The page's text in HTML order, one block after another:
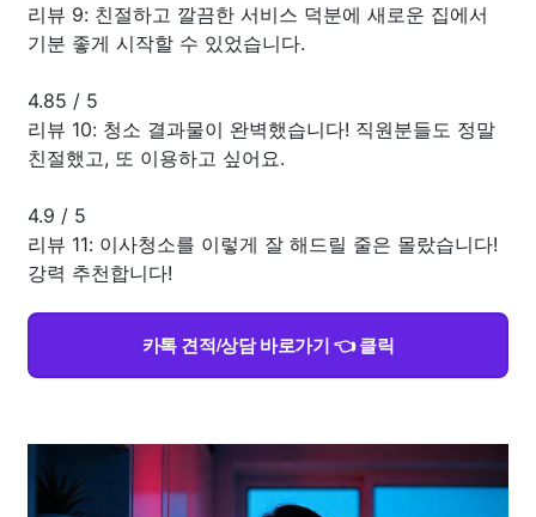
리뷰 9: 친절하고 깔끔한 서비스 덕분에 새로운 집에서
기분 좋게 시작할 수 있었습니다.
4.85 / 5
리뷰 10: 청소 결과물이 완벽했습니다! 직원분들도 정말
친절했고, 또 이용하고 싶어요.
4.9 / 5
리뷰 11: 이사청소를 이렇게 잘 해드릴 줄은 몰랐습니다!
강력 추천합니다!
카톡 견적/상담 바로가기 👈 클릭